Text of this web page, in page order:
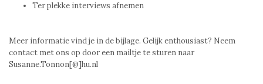
Ter plekke interviews afnemen
Meer informatie vind je in de bijlage. Gelijk enthousiast? Neem
contact met ons op door een mailtje te sturen naar
Susanne.Tonnon[@]hu.nl